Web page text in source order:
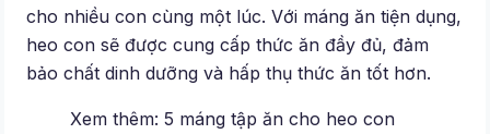
cho nhiều con cùng một lúc. Với máng ăn tiện dụng,
heo con sẽ được cung cấp thức ăn đầy đủ, đảm
bảo chất dinh dưỡng và hấp thụ thức ăn tốt hơn.
Xem thêm: 5 máng tập ăn cho heo con